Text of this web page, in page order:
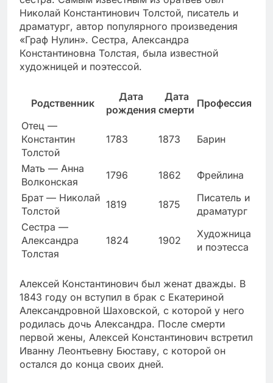
Николай Константинович Толстой, писатель и
драматург, автор популярного произведения
«Граф Нулин». Сестра, Александра
Константиновна Толстая, была известной
художницей и поэтессой.
Родственник
Дата
рождения
Дата
смерти
Профессия
Отец —
Константин
Толстой
1783 1873 Барин
Мать — Анна
Волконская
1796 1862
Фрейлина
Брат — Николай
Толстой
1819 1875
Писатель и
драматург
Сестра —
Александра
Толстая
1824 1902
Художница
и поэтесса
Алексей Константинович был женат дважды. В
1843 году он вступил в брак с Екатериной
Александровной Шаховской, с которой у него
родилась дочь Александра. После смерти
первой жены, Алексей Константинович встретил
Иванну Леонтьевну Бюставу, с которой он
остался до конца своих дней.